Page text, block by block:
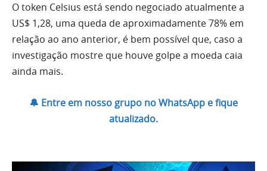
O token Celsius está sendo negociado atualmente a
US$ 1,28, uma queda de aproximadamente 78% em
relação ao ano anterior, é bem possível que, caso a
investigação mostre que houve golpe a moeda caia
ainda mais.
🔔 Entre em nosso grupo no WhatsApp e fique
atualizado.